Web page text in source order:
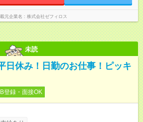
元企業名 株式会社ゼフィロス
未読
日休み！日勤のお仕事！ピッキ
登録・面接OK